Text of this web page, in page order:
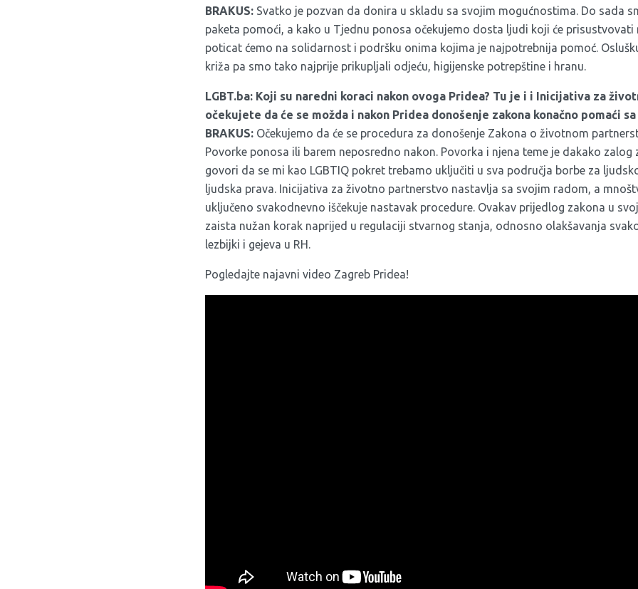
BRAKUS: Svatko je pozvan da donira u skladu sa svojim mogućnostima. Do sada
paketa pomoći, a kako u Tjednu ponosa očekujemo dosta ljudi koji će
poticat ćemo na solidarnost i podršku onima kojima je najpotrebnija pomoć.
križa pa smo tako najprije prikupljali odjeću, higijenske potrepštine i hranu.
LGBT.ba: Koji su naredni koraci nakon ovoga Pridea? Tu je i i Inicijativa za
očekujete da će se možda i nakon Pridea donošenje zakona konačno pomaći
BRAKUS: Očekujemo da će se procedura za donošenje Zakona o životnom
Povorke ponosa ili barem neposredno nakon. Povorka i njena teme je dakako zalog
govori da se mi kao LGBTIQ pokret trebamo uključiti u sva područja borbe za
ljudska prava. Inicijativa za životno partnerstvo nastavlja sa svojim radom, a
uključeno svakodnevno iščekuje nastavak procedure. Ovakav prijedlog zakona u
zaista nužan korak naprijed u regulaciji stvarnog stanja, odnosno olakšavanja
lezbijki i gejeva u RH.
Pogledajte najavni video Zagreb Pridea!